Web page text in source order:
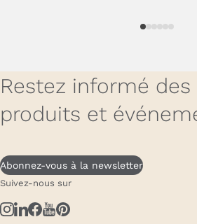
Restez informé
produits et
Abonnez-vous à la newsletter
Suivez-nous sur